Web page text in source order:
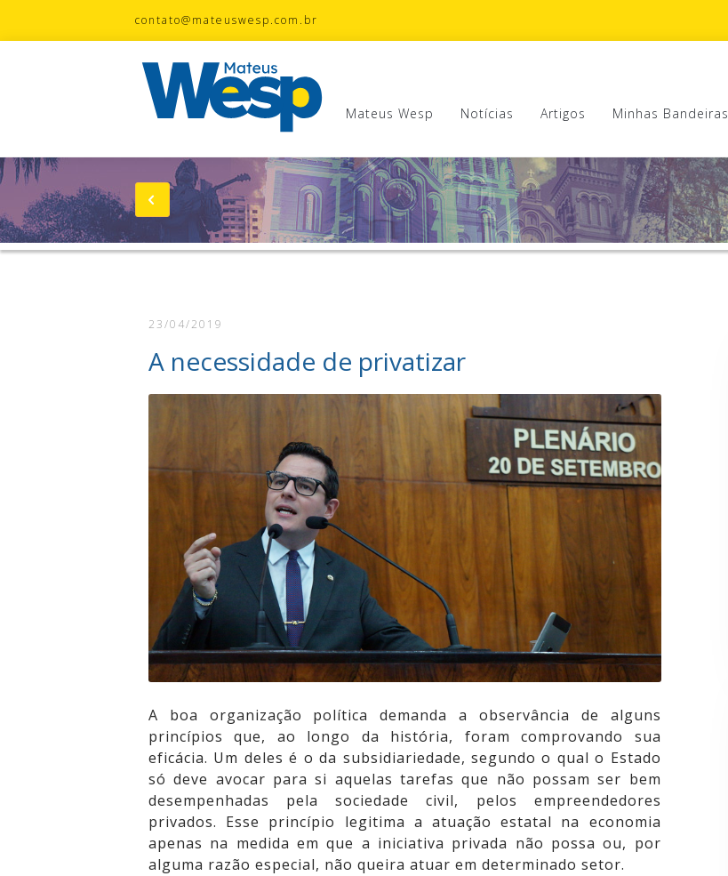
contato@mateuswesp.com.br
Mateus Wesp Notícias Artigos Minhas Bandeiras
Mateus Wesp
Notícias
Artigos
Fotos
Vídeos
Contato
23/04/2019
A necessidade de privatizar
A boa organização política demanda a observância de alguns
princípios que, ao longo da história, foram comprovando sua
eficácia. Um deles é o da subsidiariedade, segundo o qual o Estado
só deve avocar para si aquelas tarefas que não possam ser bem
desempenhadas pela sociedade civil, pelos empreendedores
privados. Esse princípio legitima a atuação estatal na economia
apenas na medida em que a iniciativa privada não possa ou, por
alguma razão especial, não queira atuar em determinado setor.